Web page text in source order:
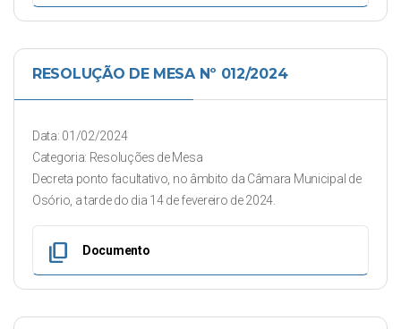
RESOLUÇÃO DE MESA Nº 012/2024
Data: 01/02/2024
Categoria: Resoluções de Mesa
Decreta ponto facultativo, no âmbito da Câmara Municipal de
Osório, a tarde do dia 14 de fevereiro de 2024.
content_copy Documento